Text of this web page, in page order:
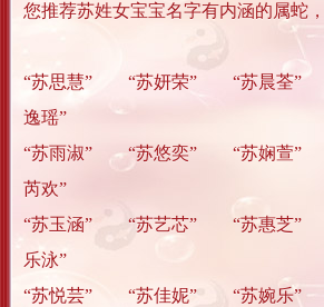
您推荐苏姓女宝宝名字有内涵的属蛇
“苏思慧” “苏妍荣” “苏晨荃
逸瑶”
“苏雨淑” “苏悠奕” “苏娴萱
芮欢”
“苏玉涵” “苏艺芯” “苏惠芝
乐泳”
“苏悦芸” “苏佳妮” “苏婉乐